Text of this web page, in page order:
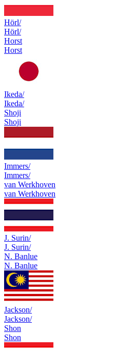
Hörl/
Hörl/
Horst
Horst
Ikeda/
Ikeda/
Shoji
Shoji
Immers/
Immers/
van Werkhoven
van Werkhoven
J. Surin/
J. Surin/
N. Banlue
N. Banlue
Jackson/
Jackson/
Shon
Shon